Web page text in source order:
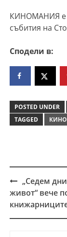
КИНОМАНИЯ е
събития на
Сподели в:
POSTED UNDER
TAGGED
КИНО
Post
navigation
„Седем
живот“ вече